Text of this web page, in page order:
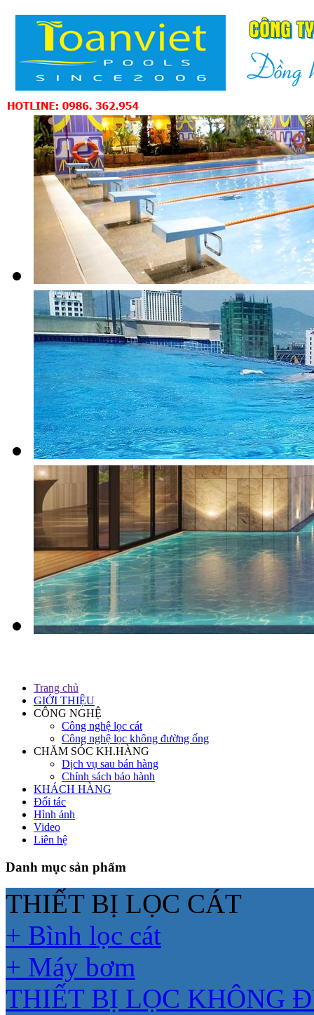
Trang chủ
GIỚI THIỆU
CÔNG NGHỆ
Công nghệ lọc cát
Công nghệ lọc không đường ống
CHĂM SÓC KH.HÀNG
Dịch vụ sau bán hàng
Chính sách bảo hành
KHÁCH HÀNG
Đối tác
Hình ảnh
Video
Liên hệ
Danh mục sản phẩm
THIẾT BỊ LỌC CÁT
+ Bình lọc cát
+ Máy bơm
THIẾT BỊ LỌC KHÔNG